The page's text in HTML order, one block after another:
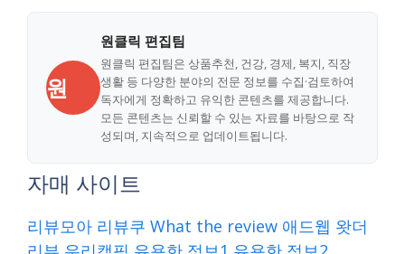
원
원클릭 편집팀
원클릭 편집팀은 상품추천, 건강, 경제, 복지, 직장
생활 등 다양한 분야의 전문 정보를 수집·검토하여
독자에게 정확하고 유익한 콘텐츠를 제공합니다.
모든 콘텐츠는 신뢰할 수 있는 자료를 바탕으로 작
성되며, 지속적으로 업데이트됩니다.
자매 사이트
리뷰모아 리뷰쿠 What the review 애드웹 왓더